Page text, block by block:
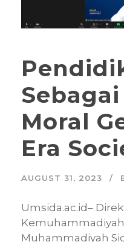
Moral
Era
AUGUST 31, 2023
Umsida.ac.id–
Muhammadiyah